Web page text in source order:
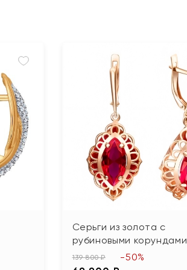
Серьги из золота с
рубиновыми корундами
139 800 ₽ -50%